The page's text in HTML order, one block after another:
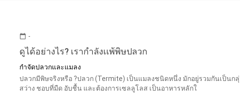
calendar_today -
ดูได้อย่างไร? เรากำลังเเพ้พิษปลวก
กำจัดปลวกและแมลง
ปลวกมีพิษจริงหรือ ?ปลวก (Termite) เป็นแมลงชนิดหนึ่ง มักอยู่รวมกันเป็น
สว่าง ชอบที่มืด อับชื้น และต้องการเซลลูโลส เป็นอาหารหลักใ